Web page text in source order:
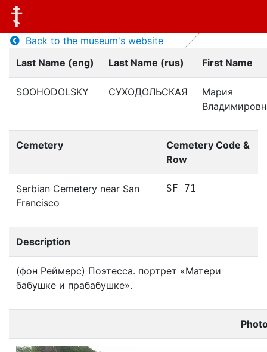
Back to the museum's website
Last Name (eng)
Last Name (rus) First Name
SOOHODOLSKY СУХОДОЛЬСКАЯ
Мария
Cemetery
Cemetery Code &
Row
Serbian Cemetery near San
Francisco
SF 71
Description
(фон Реймерс) Поэтесса. портрет «Матери
бабушке и прабабушке».